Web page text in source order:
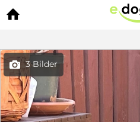

 3 Bilder